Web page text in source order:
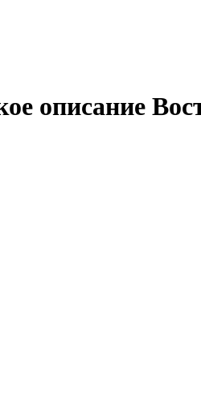
описание